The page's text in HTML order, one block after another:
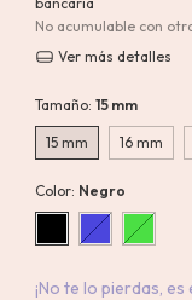
No acumulable con
Ver más detalles
Tamaño: 15 mm
15 mm 16 mm
Color: Negro
¡No te lo pierdas, es